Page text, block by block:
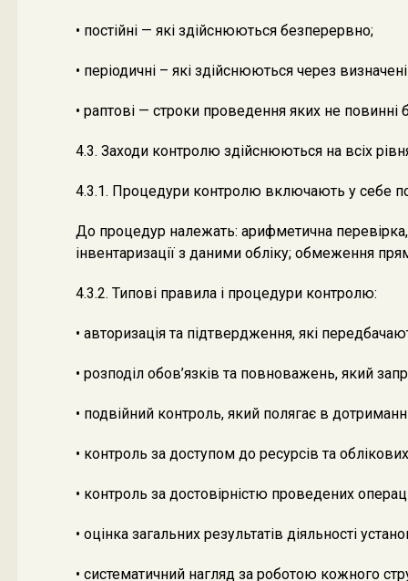
• постійні — які здійснюються безперервно;
• періодичні – які здійснюються через
• раптові — строки проведення яких не повинні
4.3. Заходи контролю здійснюються на всіх
4.3.1. Процедури контролю включають у себе
До процедур належать: арифметична перевірка,
інвентаризації з даними обліку; обмеження
4.3.2. Типові правила і процедури контролю:
• авторизація та підтвердження, які
• розподіл обов’язків та повноважень, який
• подвійний контроль, який полягає в
• контроль за доступом до ресурсів та
• контроль за достовірністю проведених
• оцінка загальних результатів діяльності
• систематичний нагляд за роботою кожного